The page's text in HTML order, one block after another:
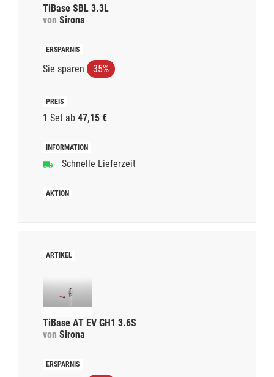
TiBase SBL 3.3L
von Sirona
Sie sparen 35%
1 Set ab 47,15 €
Schnelle Lieferzeit
TiBase AT EV GH1 3.6S
von Sirona